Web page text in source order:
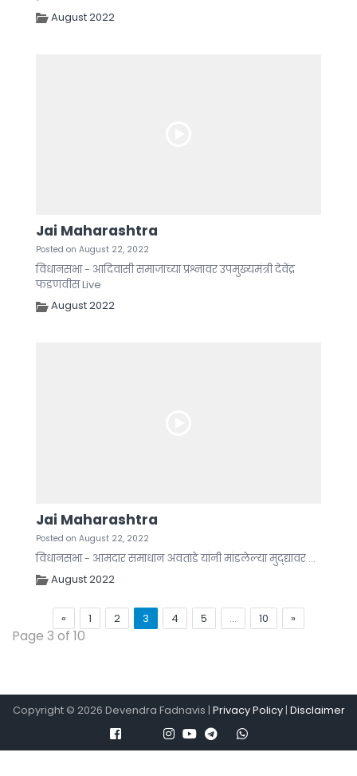
August 2022
Jai Maharashtra
Posted on August 22, 2022
विधानसभा - आदिवासी समाजाच्या प्रश्नावर उपमुख्यमंत्री देवेंद्र
फडणवीस Live
August 2022
Jai Maharashtra
Posted on August 22, 2022
विधानसभा - आमदार समाधान अवताडे यांनी मांडलेल्या मुद्द्यावर ...
August 2022
« 1 2 3 4 5 … 10 »
Page 3 of 10
Copyright © 2026 Devendra Fadnavis | Privacy Policy| Disclaimer